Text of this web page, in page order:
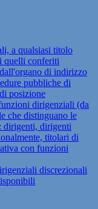
a qualsiasi titolo
quelli conferiti
di indirizzo
pubbliche di
posizione
dirigenziali (da
che distinguano le
dirigenti, dirigenti
titolari di
con funzioni
discrezionali